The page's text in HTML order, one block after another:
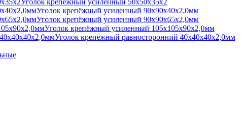
Уголок крепежный усиленный 50х50х35х2
Уголок крепёжный усиленный 90х90х40х2,0мм
Уголок крепёжный усиленный 90х90х65х2,0мм
Уголок крепёжный усиленный 105х105х90х2,0мм
Уголок крепёжный равносторонний 40х40х40х2,0мм